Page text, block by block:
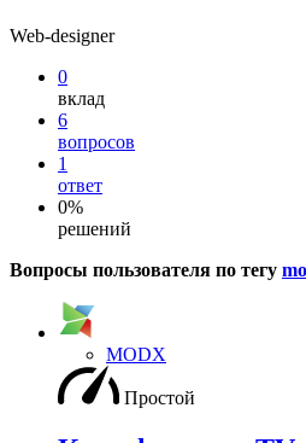
Web-designer
0
вклад
6
вопросов
1
ответ
0%
решений
Вопросы пользователя по тегу
MODX
Простой